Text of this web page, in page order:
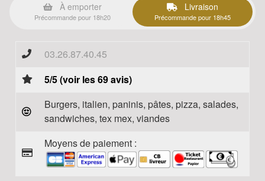
À emporter
Précommande pour 18h20
Livraison
Précommande pour 18h45
03.26.87.40.45
5/5 (voir les 69 avis)
Burgers, italien, paninis, pâtes, pizza, salades,
sandwiches, tex mex, viandes
Moyens de paiement :